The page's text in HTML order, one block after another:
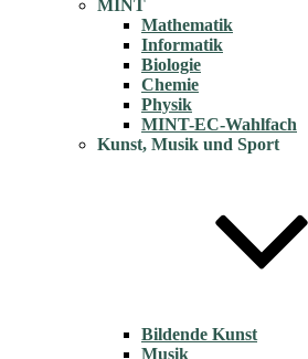
MINT
Mathematik
Informatik
Biologie
Chemie
Physik
MINT-EC-Wahlfach
Kunst, Musik und Sport
Bildende Kunst
Musik